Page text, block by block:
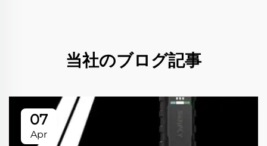
当社のブログ記事
07
Apr